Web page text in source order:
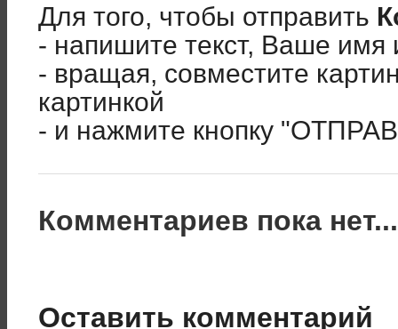
Для того, чтобы отправить
- напишите текст, Ваше имя
- вращая, совместите
картинкой
- и нажмите кнопку
Комментариев пока
Оставить комментарий